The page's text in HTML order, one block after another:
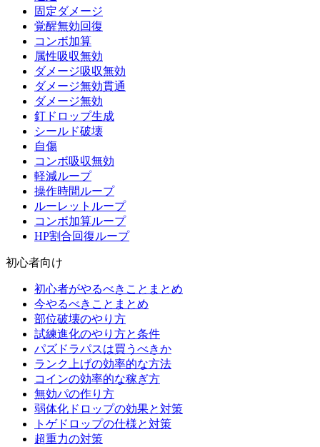
固定ダメージ
覚醒無効回復
コンボ加算
属性吸収無効
ダメージ吸収無効
ダメージ無効貫通
ダメージ無効
釘ドロップ生成
シールド破壊
自傷
コンボ吸収無効
軽減ループ
操作時間ループ
ルーレットループ
コンボ加算ループ
HP割合回復ループ
初心者向け
初心者がやるべきことまとめ
今やるべきことまとめ
部位破壊のやり方
試練進化のやり方と条件
パズドラパスは買うべきか
ランク上げの効率的な方法
コインの効率的な稼ぎ方
無効パの作り方
弱体化ドロップの効果と対策
トゲドロップの仕様と対策
超重力の対策